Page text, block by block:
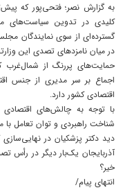
کلیدی در تدوین سیاست‌های
گسترده‌ای از سوی نمایندگان
در میان نامزدهای تصدی این
حمایت‌های پررنگ از شمال‌غرب
اجماع بر سر مدیری از جنس
اقتصادی کشور دارد.
با توجه به چالش‌های اقتصادی
شناخت راهبردی و توان تعامل
دید دکتر پزشکیان در
آذربایجان یک‌بار دیگر در رأس
خیر؟
انتهای پیام/